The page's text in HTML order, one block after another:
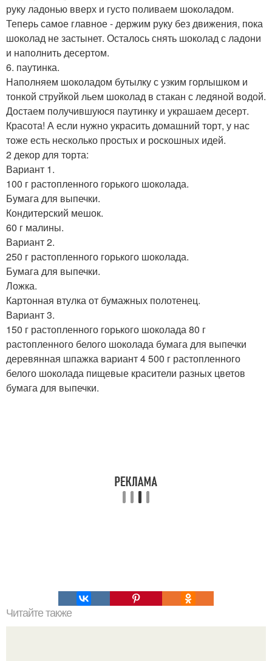
руку ладонью вверх и густо поливаем шоколадом.
Теперь самое главное - держим руку без движения, пока
шоколад не застынет. Осталось снять шоколад с ладони
и наполнить десертом.
6. паутинка.
Наполняем шоколадом бутылку с узким горлышком и
тонкой струйкой льем шоколад в стакан с ледяной водой.
Достаем получившуюся паутинку и украшаем десерт.
Красота! А если нужно украсить домашний торт, у нас
тоже есть несколько простых и роскошных идей.
2 декор для торта:
Вариант 1.
100 г растопленного горького шоколада.
Бумага для выпечки.
Кондитерский мешок.
60 г малины.
Вариант 2.
250 г растопленного горького шоколада.
Бумага для выпечки.
Ложка.
Картонная втулка от бумажных полотенец.
Вариант 3.
150 г растопленного горького шоколада 80 г
растопленного белого шоколада бумага для выпечки
деревянная шпажка вариант 4 500 г растопленного
белого шоколада пищевые красители разных цветов
бумага для выпечки.
Читайте также